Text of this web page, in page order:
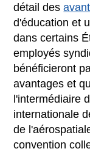
détail des
d'éducation et
dans certains
employés
bénéficieront
avantages et
l'intermédiaire
internationale
de
convention